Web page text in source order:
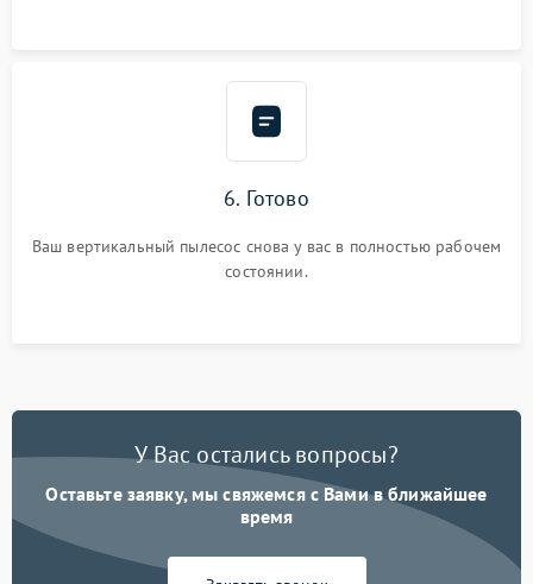
6. Готово
Ваш вертикальный пылесос снова у вас в полностью рабочем
состоянии.
У Вас остались вопросы?
Оставьте заявку, мы свяжемся с Вами в ближайшее
время